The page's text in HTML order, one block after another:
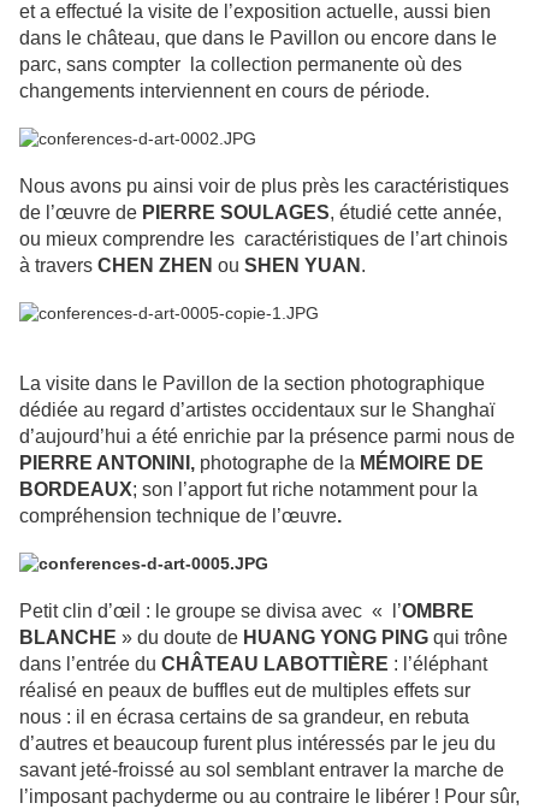
et a effectué la visite de l’exposition actuelle, aussi bien
dans le château, que dans le Pavillon ou encore dans le
parc, sans compter la collection permanente où des
changements interviennent en cours de période.
Nous avons pu ainsi voir de plus près les caractéristiques
de l’œuvre de PIERRE SOULAGES, étudié cette année,
ou mieux comprendre les caractéristiques de l’art chinois
à travers CHEN ZHEN ou SHEN YUAN .
La visite dans le Pavillon de la section photographique
dédiée au regard d’artistes occidentaux sur le Shanghaï
d’aujourd’hui a été enrichie par la présence parmi nous de
PIERRE ANTONINI, photographe de la MÉMOIRE DE
BORDEAUX; son l’apport fut riche notamment pour la
compréhension technique de l’œuvre.
Petit clin d’œil : le groupe se divisa avec « l’OMBRE
BLANCHE » du doute de HUANG YONG PING qui trône
dans l’entrée du CHÂTEAU LABOTTIÈRE : l’éléphant
réalisé en peaux de buffles eut de multiples effets sur
nous : il en écrasa certains de sa grandeur, en rebuta
d’autres et beaucoup furent plus intéressés par le jeu du
savant jeté-froissé au sol semblant entraver la marche de
l’imposant pachyderme ou au contraire le libérer ! Pour sûr,